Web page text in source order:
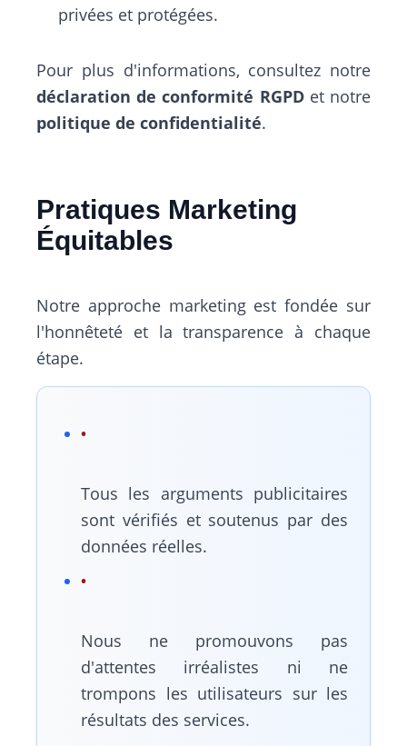
privées et protégées.
Pour plus d'informations, consultez notre
déclaration de conformité RGPDet notre
politique de confidentialité.
Pratiques Marketing
Équitables
Notre approche marketing est fondée sur
l'honnêteté et la transparence à chaque
étape.
Tous les arguments publicitaires
sont vérifiés et soutenus par des
données réelles.
Nous ne promouvons pas
d'attentes irréalistes ni ne
trompons les utilisateurs sur les
résultats des services.